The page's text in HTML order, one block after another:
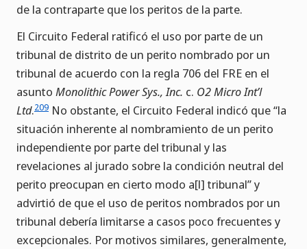
de la contraparte que los peritos de la parte.
El Circuito Federal ratificó el uso por parte de un
tribunal de distrito de un perito nombrado por un
tribunal de acuerdo con la regla 706 del FRE en el
asunto Monolithic Power Sys., Inc. c. O2 Micro Int’l
Ltd.209 No obstante, el Circuito Federal indicó que “la
situación inherente al nombramiento de un perito
independiente por parte del tribunal y las
revelaciones al jurado sobre la condición neutral del
perito preocupan en cierto modo a[l] tribunal” y
advirtió de que el uso de peritos nombrados por un
tribunal debería limitarse a casos poco frecuentes y
excepcionales. Por motivos similares, generalmente,